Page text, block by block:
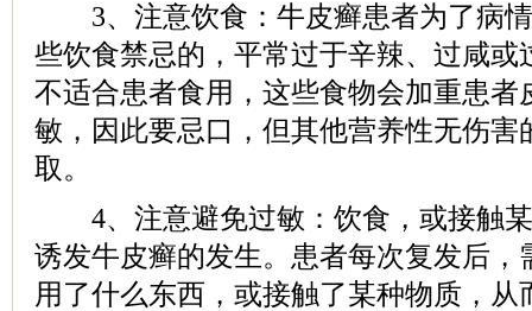
3、注意饮食：牛皮癣患者为了病情
些饮食禁忌的，平常过于辛辣、过咸或
不适合患者食用，这些食物会加重患者
敏，因此要忌口，但其他营养性无伤害
取。
4、注意避免过敏：饮食，或接触某
诱发牛皮癣的发生。患者每次复发后，
用了什么东西，或接触了某种物质，从